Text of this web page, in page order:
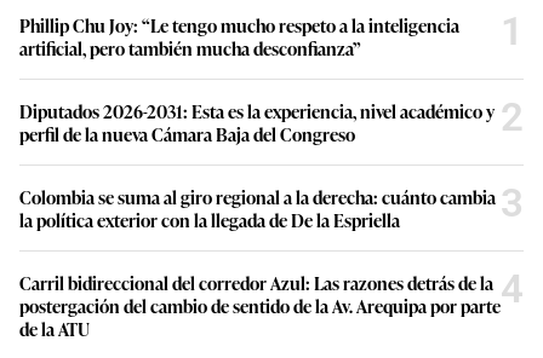
Phillip Chu Joy: “Le tengo mucho respeto a la inteligencia
artificial, pero también mucha desconfianza”
1
Diputados 2026-2031: Esta es la experiencia, nivel académico y
perfil de la nueva Cámara Baja del Congreso
2
Colombia se suma al giro regional a la derecha: cuánto cambia
la política exterior con la llegada de De la Espriella
3
Carril bidireccional del corredor Azul: Las razones detrás de la
postergación del cambio de sentido de la Av. Arequipa por parte
de la ATU
4